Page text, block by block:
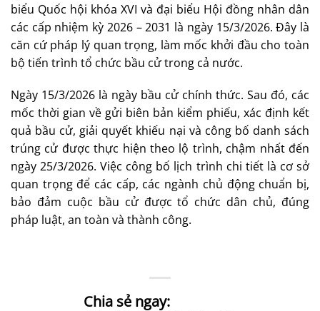
biểu Quốc hội khóa XVI và đại biểu Hội đồng nhân dân
các cấp nhiệm kỳ 2026 – 2031 là ngày 15/3/2026. Đây là
căn cứ pháp lý quan trọng, làm mốc khởi đầu cho toàn
bộ tiến trình tổ chức bầu cử trong cả nước.
Ngày 15/3/2026 là ngày bầu cử chính thức. Sau đó, các
mốc thời gian về gửi biên bản kiểm phiếu, xác định kết
quả bầu cử, giải quyết khiếu nại và công bố danh sách
trúng cử được thực hiện theo lộ trình, chậm nhất đến
ngày 25/3/2026. Việc công bố lịch trình chi tiết là cơ sở
quan trọng để các cấp, các ngành chủ động chuẩn bị,
bảo đảm cuộc bầu cử được tổ chức dân chủ, đúng
pháp luật, an toàn và thành công.